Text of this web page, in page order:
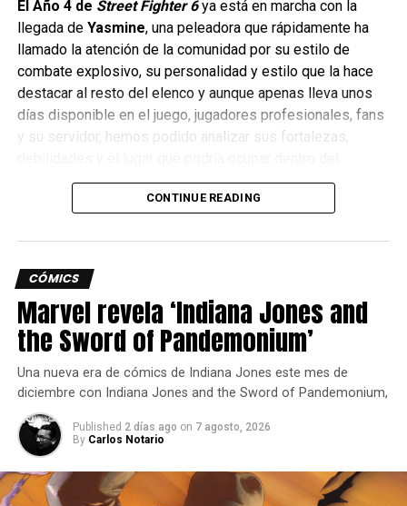
El Año 4 de Street Fighter 6ya está en marcha con la
llegada de Yasmine, una peleadora que rápidamente ha
llamado la atención de la comunidad por su estilo de
combate explosivo, su personalidad y estilo que la hace
destacar al resto del elenco y aunque apenas lleva unos
días disponible en el juego, jugadores profesionales, fans
y su servidor, hemos podido analizar sus fortalezas,
competitivo y aquí les cuento el cómo se siente esta
CONTINUE READING
CÓMICS
Marvel revela ‘Indiana Jones and
the Sword of Pandemonium’
Una nueva era de cómics de Indiana Jones este mes de
diciembre con Indiana Jones and the Sword of Pandemonium,
Published 2 días ago on 7 agosto, 2026
By Carlos Notario